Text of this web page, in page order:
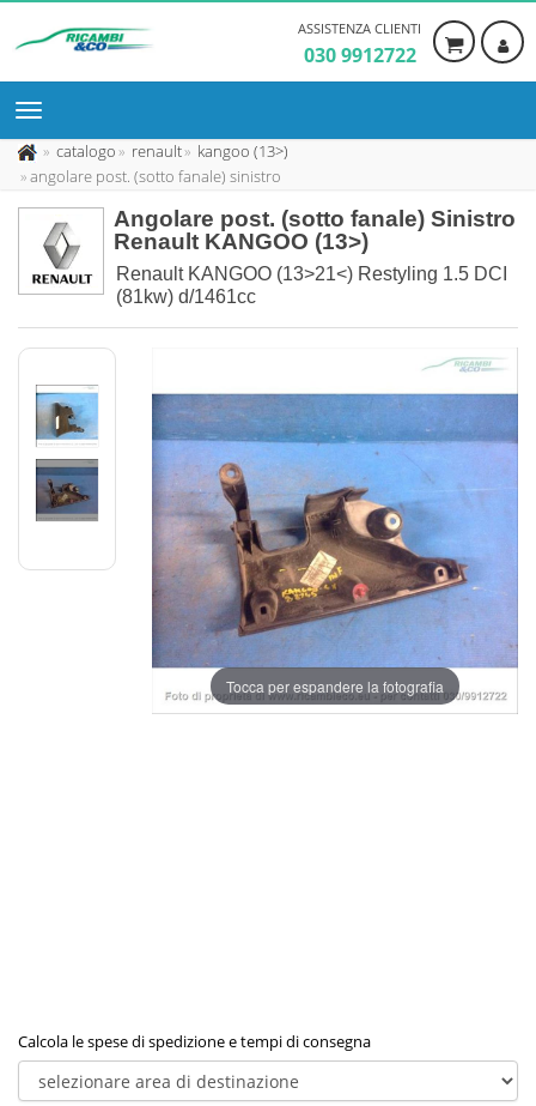
ASSISTENZA CLIENTI
030 9912722
catalogo renault
kangoo (13>)
angolare post. (sotto fanale) sinistro
Angolare post. (sotto fanale) Sinistro
Renault KANGOO (13>)
Renault KANGOO (13>21<) Restyling 1.5 DCI
(81kw) d/1461cc
Tocca per espandere la fotografia
Calcola le spese di spedizione e tempi di consegna